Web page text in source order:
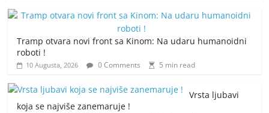
Tramp otvara novi front sa Kinom: Na udaru humanoidni
roboti !
10 Augusta, 2026 0 Comments 5 min read
Vrsta ljubavi
koja se najviše zanemaruje !